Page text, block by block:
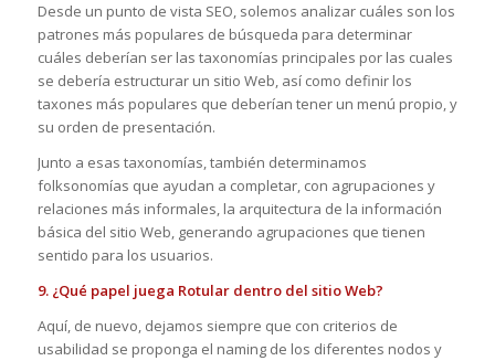
Desde un punto de vista SEO, solemos analizar cuáles son los
patrones más populares de búsqueda para determinar
cuáles deberían ser las taxonomías principales por las cuales
se debería estructurar un sitio Web, así como definir los
taxones más populares que deberían tener un menú propio, y
su orden de presentación.
Junto a esas taxonomías, también determinamos
folksonomías que ayudan a completar, con agrupaciones y
relaciones más informales, la arquitectura de la información
básica del sitio Web, generando agrupaciones que tienen
sentido para los usuarios.
9. ¿Qué papel juega Rotular dentro del sitio Web?
Aquí, de nuevo, dejamos siempre que con criterios de
usabilidad se proponga el naming de los diferentes nodos y